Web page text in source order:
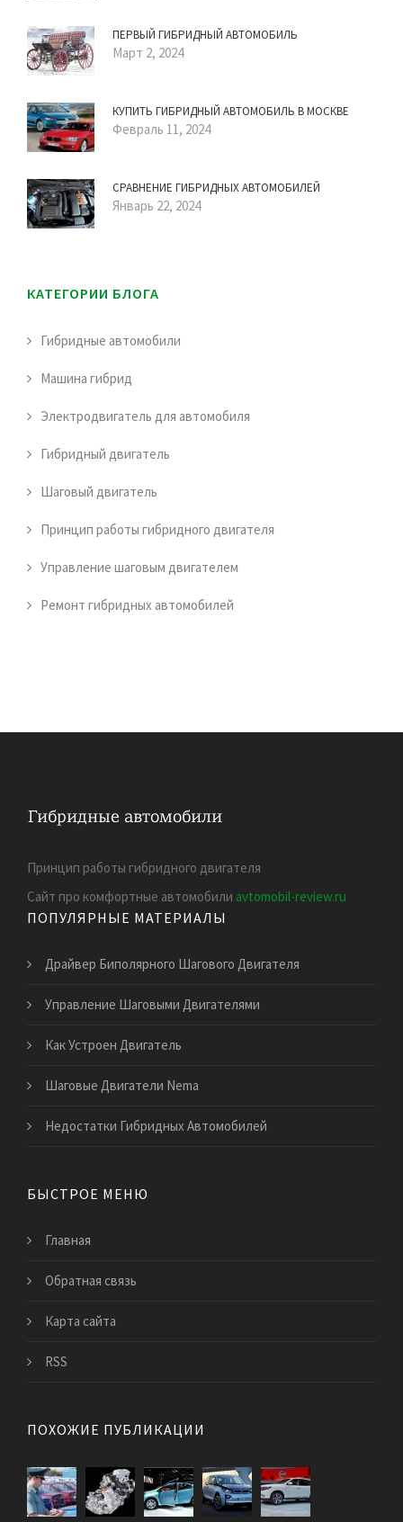
ПЕРВЫЙ ГИБРИДНЫЙ АВТОМОБИЛЬ
Март 2, 2024
КУПИТЬ ГИБРИДНЫЙ АВТОМОБИЛЬ В МОСКВЕ
Февраль 11, 2024
СРАВНЕНИЕ ГИБРИДНЫХ АВТОМОБИЛЕЙ
Январь 22, 2024
КАТЕГОРИИ БЛОГА
Гибридные автомобили
Машина гибрид
Электродвигатель для автомобиля
Гибридный двигатель
Шаговый двигатель
Принцип работы гибридного двигателя
Управление шаговым двигателем
Ремонт гибридных автомобилей
Принцип работы гибридного двигателя
Сайт про комфортные автомобили avtomobil-review.ru
ПОПУЛЯРНЫЕ МАТЕРИАЛЫ
Драйвер Биполярного Шагового Двигателя
Управление Шаговыми Двигателями
Как Устроен Двигатель
Шаговые Двигатели Nema
Недостатки Гибридных Автомобилей
БЫСТРОЕ МЕНЮ
Главная
Обратная связь
Карта сайта
RSS
ПОХОЖИЕ ПУБЛИКАЦИИ